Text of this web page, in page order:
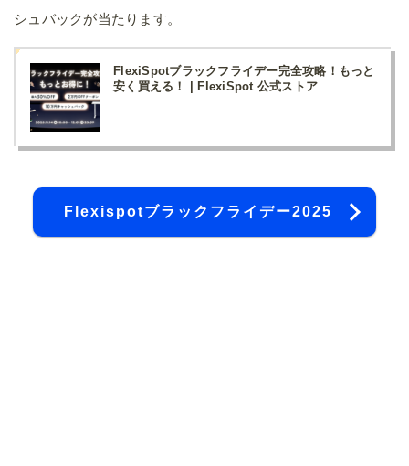
シュバックが当たります。
FlexiSpotブラックフライデー完全攻略！もっと
安く買える！ | FlexiSpot 公式ストア
Flexispotブラックフライデー2025